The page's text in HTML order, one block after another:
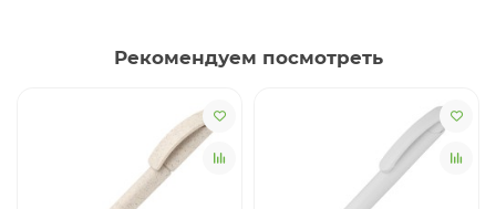
Рекомендуем посмотреть